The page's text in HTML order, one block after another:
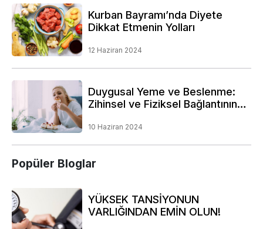
Kurban Bayramı’nda Diyete
Dikkat Etmenin Yolları
12 Haziran 2024
Duygusal Yeme ve Beslenme:
Zihinsel ve Fiziksel Bağlantının
10 Haziran 2024
Popüler Bloglar
YÜKSEK TANSİYONUN
VARLIĞINDAN EMİN OLUN!